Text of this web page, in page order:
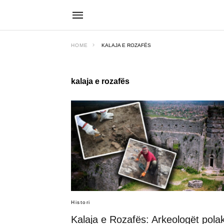
HOME KALAJA E ROZAFËS
kalaja e rozafës
Histori
Kalaja e Rozafës: Arkeologët